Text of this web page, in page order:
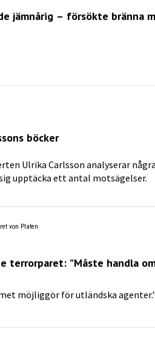
jämnårig – försökte bränna
böcker
Ulrika Carlsson analyserar
upptäcka ett antal motsägelser.
von Platen
terrorparet: ”Måste handla
möjliggör för utländska agenter."